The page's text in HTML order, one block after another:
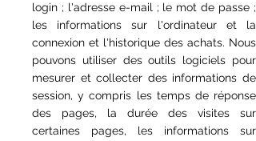
login ; l'adresse e-mail ; le mot de passe ;
les informations sur l'ordinateur et la
connexion et l'historique des achats. Nous
pouvons utiliser des outils logiciels pour
mesurer et collecter des informations de
session, y compris les temps de réponse
des pages, la durée des visites sur
certaines pages, les informations sur